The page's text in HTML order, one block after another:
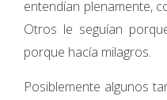
entendían plenamente,
Otros le seguían
porque hacía milagros.
Posiblemente algunos